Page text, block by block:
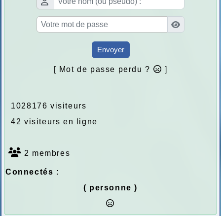
Envoyer
[ Mot de passe perdu ? ]
1028176 visiteurs
42 visiteurs en ligne
2 membres
Connectés :
( personne )